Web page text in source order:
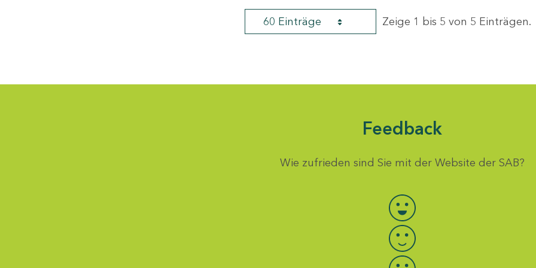
60 Einträge Zeige 1 bis 5 von 5 Einträgen.
Feedback
Wie zufrieden sind Sie mit der Website der SAB?
Bewertung auswählen